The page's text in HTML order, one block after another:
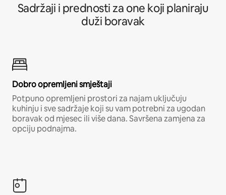
Sadržaji i prednosti za one koji planiraju
duži boravak
Dobro opremljeni smještaji
Potpuno opremljeni prostori za najam uključuju
kuhinju i sve sadržaje koji su vam potrebni za ugodan
boravak od mjesec ili više dana. Savršena zamjena za
opciju podnajma.